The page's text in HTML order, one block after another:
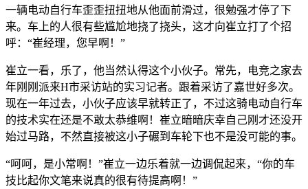
一辆电动自行车歪歪扭扭地从他面前滑过，很勉强才停了下
来。车上的人很有些尴尬地挠了挠头，这才向崔立打了个招
呼：“崔经理，您早啊！”
崔立一看，乐了，他当然认得这个小伙子。常先，电竞之家去
年刚刚派来H市采访站的实习记者。跟着采访了嘉世好多次。
现在一年过去，小伙子应该早就转正了，不过这骑电动自行车
的技术实在还是不敢太恭维啊！崔立暗暗庆幸自己刚才还没开
始过马路，不然直接被这小子碾到车轮下也不是没可能的事。
“呵呵，是小常啊！”崔立一边乐着就一边调侃起来，“你的车
技比起你文笔来说真的很有待提高啊！”